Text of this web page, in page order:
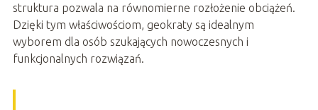
struktura pozwala na równomierne rozłożenie obciążeń.
Dzięki tym właściwościom, geokraty są idealnym
wyborem dla osób szukających nowoczesnych i
funkcjonalnych rozwiązań.